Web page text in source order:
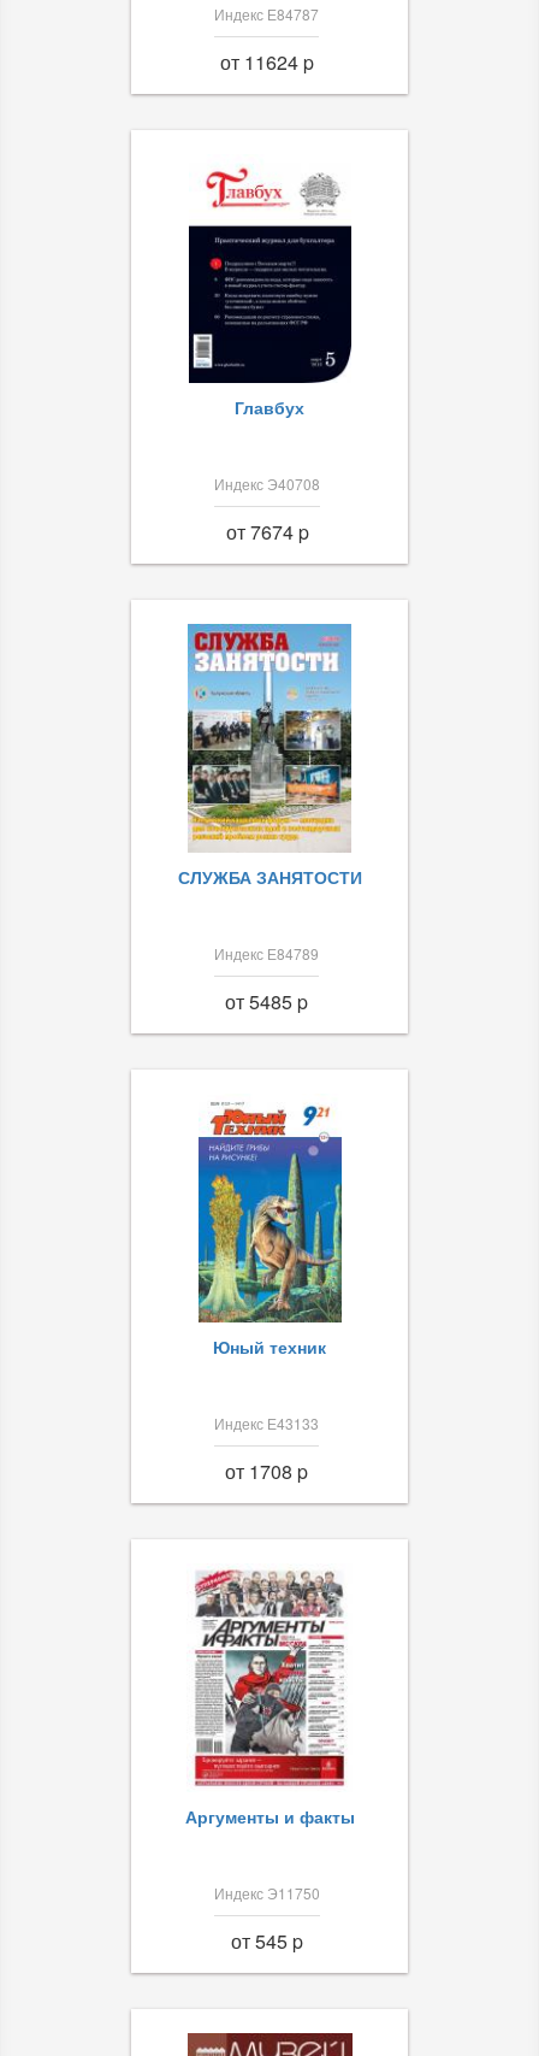
Индекс Е84787
от 11624 p
Главбух
Индекс Э40708
от 7674 p
СЛУЖБА ЗАНЯТОСТИ
Индекс Е84789
от 5485 p
Юный техник
Индекс Е43133
от 1708 p
Аргументы и факты
Индекс Э11750
от 545 p